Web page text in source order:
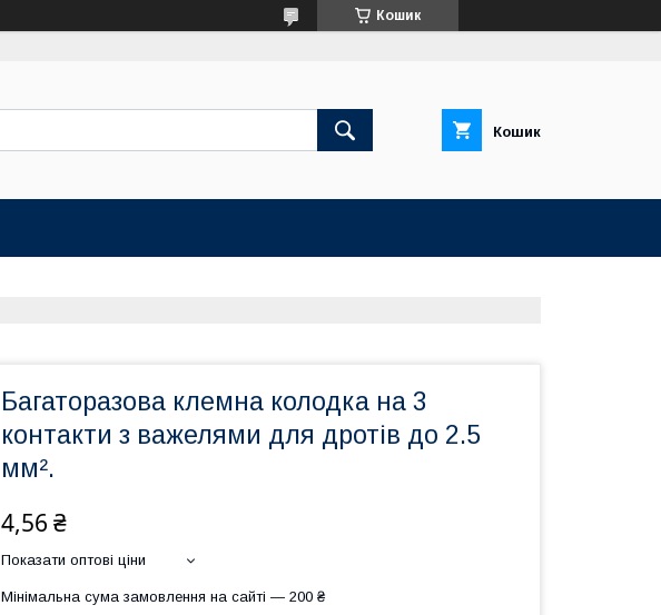
Кошик
Кошик
Багаторазова клемна колодка на 3
контакти з важелями для дротів до 2.5
мм².
4,56 ₴
Показати оптові ціни
Мінімальна сума замовлення на сайті — 200 ₴